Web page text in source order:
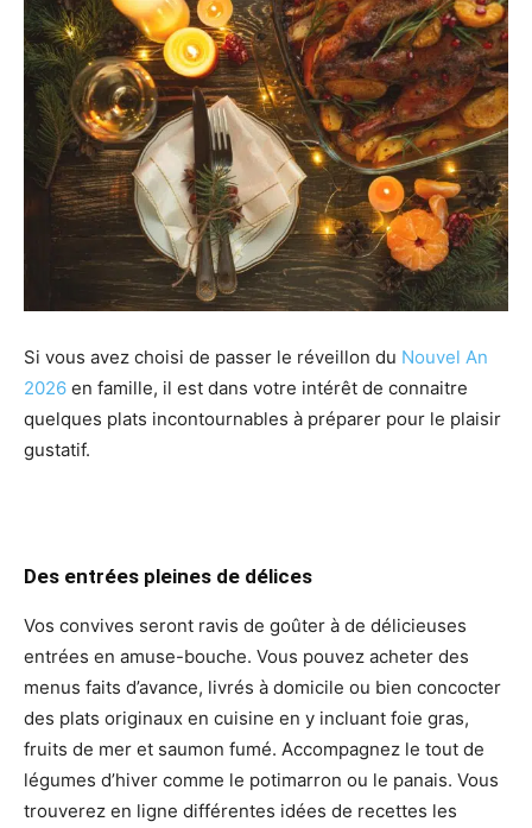
Si vous avez choisi de passer le réveillon du Nouvel An
2026 en famille, il est dans votre intérêt de connaitre
quelques plats incontournables à préparer pour le plaisir
gustatif.
Des entrées pleines de délices
Vos convives seront ravis de goûter à de délicieuses
entrées en amuse-bouche. Vous pouvez acheter des
menus faits d’avance, livrés à domicile ou bien concocter
des plats originaux en cuisine en y incluant foie gras,
fruits de mer et saumon fumé. Accompagnez le tout de
légumes d’hiver comme le potimarron ou le panais. Vous
trouverez en ligne différentes idées de recettes les